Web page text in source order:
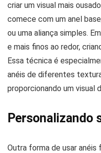
criar um visual mais
comece com um anel
ou uma aliança simples.
e mais finos ao redor,
Essa técnica é
anéis de diferentes
proporcionando um visual
Personalizando
Outra forma de usar anéis